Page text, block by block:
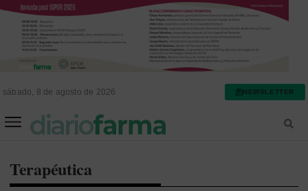
sábado, 8 de agosto de 2026 NEWSLETTER
Terapéutica